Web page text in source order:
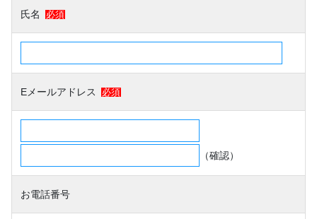
氏名 必須
Eメールアドレス 必須
（確認）
お電話番号